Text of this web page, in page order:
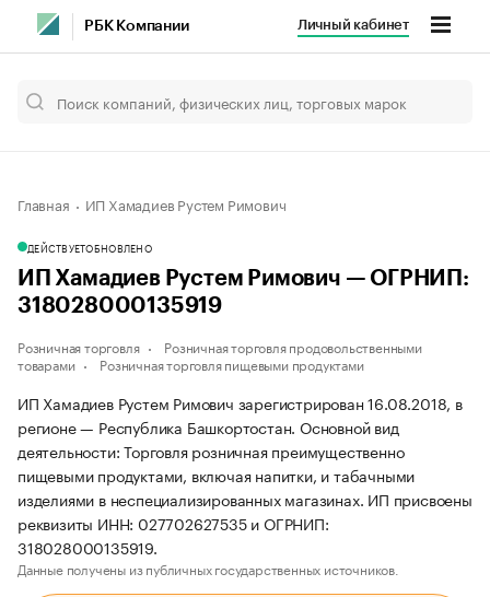
РБК Компании Личный кабинет
Главная ИП Хамадиев Рустем Римович
ДЕЙСТВУЕТОБНОВЛЕНО
ИП Хамадиев Рустем Римович — ОГРНИП:
318028000135919
Розничная торговля
Розничная торговля продовольственными
товарами
Розничная торговля пищевыми продуктами
ИП Хамадиев Рустем Римович зарегистрирован 16.08.2018, в
регионе — Республика Башкортостан. Основной вид
деятельности: Торговля розничная преимущественно
пищевыми продуктами, включая напитки, и табачными
изделиями в неспециализированных магазинах. ИП присвоены
реквизиты ИНН: 027702627535 и ОГРНИП:
318028000135919.
Данные получены из публичных государственных источников.